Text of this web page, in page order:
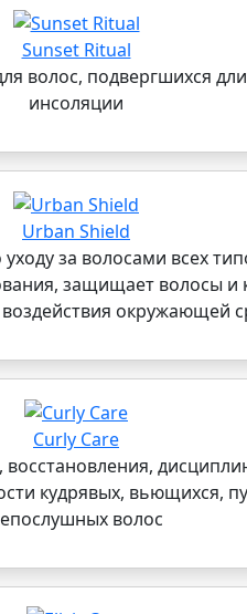
Sunset Ritual
волос, подвергшихся
инсоляции
Urban Shield
за волосами всех
защищает волосы и
воздействия окружающей
Curly Care
кудрявых, вьющихся,
волос